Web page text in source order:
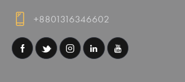
+8801316346602